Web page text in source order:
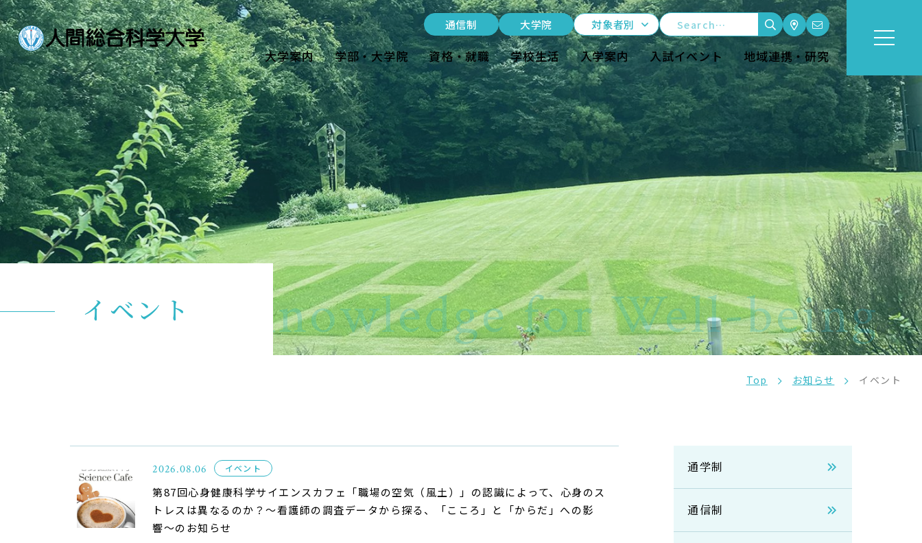
大学案内
Guide
学部・大学院
Department
資格・就職
Qualifications & Employment
学校生活
School Life
入学案内
入試イベント
Access
受験生の方
在学生の方
卒業生の方
大学院生の方・修了生の方
企業・病院の方
通信制
大学院
資料請求・ダウンロード
お問い合わせ
よくある質問
お知らせ
サイトポリシー
プライバシーポリシー
サイトマップ
教員等採用情報
UHASウォッチ
English
大学案内 学部・大学院 資格・就職 学校生活 入学案内 入試イベント 地域連携・研究
通信制 大学院 対象者別
Knowledge for Well-being
イベント
Top お知らせ イベント
2026.08.06 イベント
第87回心身健康科学サイエンスカフェ「職場の空気（風土）」の認識によって、心身のス
トレスは異なるのか？〜看護師の調査データから探る、「こころ」と「からだ」への影
響〜のお知らせ
通学制
通信制